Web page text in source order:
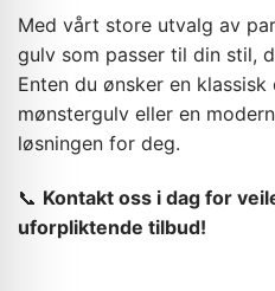
Med vårt store utvalg av
gulv som passer til din stil,
Enten du ønsker en
mønstergulv eller en
løsningen for deg.
📞 Kontakt oss i dag for
uforpliktende tilbud!